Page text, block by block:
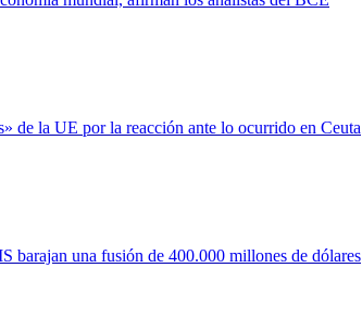
de la UE por la reacción ante lo ocurrido en Ceuta
barajan una fusión de 400.000 millones de dólares